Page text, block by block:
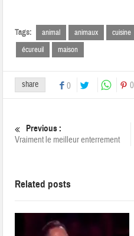
Tags: animal animaux cuisine
écureuil
maison
share 0 0
Previous :
Vraiment le meilleur enterrement
Related posts